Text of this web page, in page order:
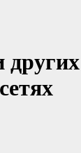
других